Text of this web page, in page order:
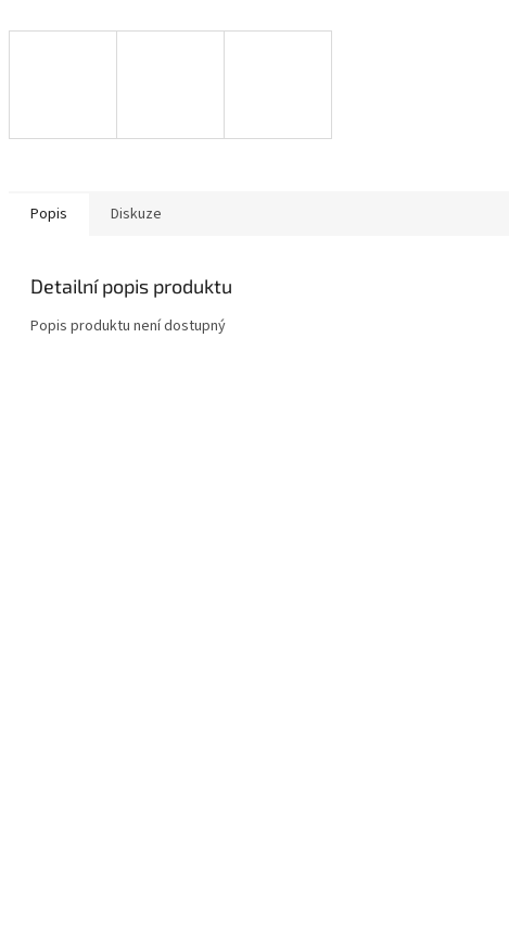
Popis Diskuze
Detailní popis produktu
Popis produktu není dostupný